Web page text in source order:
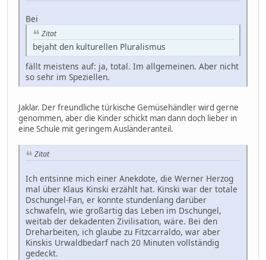
Bei
Zitat
bejaht den kulturellen Pluralismus
fällt meistens auf: ja, total. Im allgemeinen. Aber nicht
so sehr im Speziellen.
Jaklar. Der freundliche türkische Gemüsehändler wird gerne
genommen, aber die Kinder schickt man dann doch lieber in
eine Schule mit geringem Ausländeranteil.
Zitat
Ich entsinne mich einer Anekdote, die Werner Herzog
mal über Klaus Kinski erzählt hat. Kinski war der totale
Dschungel-Fan, er konnte stundenlang darüber
schwafeln, wie großartig das Leben im Dschungel,
weitab der dekadenten Zivilisation, wäre. Bei den
Dreharbeiten, ich glaube zu Fitzcarraldo, war aber
Kinskis Urwaldbedarf nach 20 Minuten vollständig
gedeckt.